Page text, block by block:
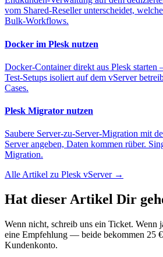
vom Shared-Reseller unterscheidet,
Bulk-Workflows.
Docker im Plesk nutzen
Docker-Container direkt aus Plesk
Test-Setups isoliert auf dem vServer
Cases.
Plesk Migrator nutzen
Saubere Server-zu-Server-Migration mit
Server angeben, Daten kommen rüber.
Migration.
Alle Artikel zu Plesk vServer →
Hat dieser Artikel Dir
Wenn nicht, schreib uns ein Ticket. Wenn
eine Empfehlung — beide bekommen 25
Kundenkonto.